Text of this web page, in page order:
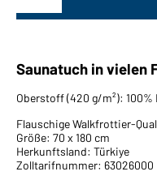
Saunatuch in vielen
Oberstoff (420 g/m²): 100%
Flauschige Walkfrottier-
Größe: 70 x 180 cm
Herkunftsland: Türkiye
Zolltarifnummer: 63026000